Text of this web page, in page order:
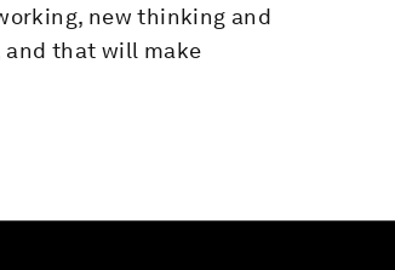
new thinking and
that will make